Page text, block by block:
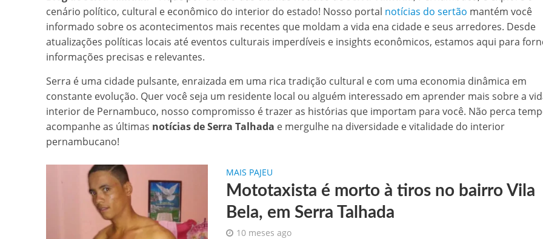
Gilberto Ribeiro celebra chegada de sementes e destaca parceria estratégica com Raquel Lyra e Marconi Santana
Confira as vagas de emprego disponíveis nesta terça-feira (03)
Santa Cruz da Baixa Verde é contemplada com seis minicomputadores pelo Governo do Estado
PRF resgata 132 aves silvestres na BR-407, em Petrolina
Comunicamos o falecimento de Paulinho Mototaxi
cenário político, cultural e econômico do interior do estado! Nosso portal notícias do sertão mantém você
informado sobre os acontecimentos mais recentes que moldam a vida ena cidade e seus arredores. Desde
atualizações políticas locais até eventos culturais imperdíveis e insights econômicos, estamos aqui para
informações precisas e relevantes.
Serra é uma cidade pulsante, enraizada em uma rica tradição cultural e com uma economia dinâmica em
constante evolução. Quer você seja um residente local ou alguém interessado em aprender mais sobre a
interior de Pernambuco, nosso compromisso é trazer as histórias que importam para você. Não perca
acompanhe as últimas notícias de Serra Talhada e mergulhe na diversidade e vitalidade do interior
pernambucano!
MAIS PAJEU
Mototaxista é morto à tiros no bairro Vila
Bela, em Serra Talhada
10 meses ago